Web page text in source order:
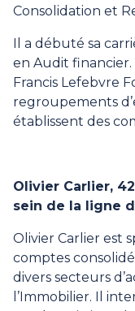
Consolidation et
Il a débuté sa
en Audit
Francis Lefebvre
regroupements
établissent des
Olivier Carlier,
sein de la ligne
Olivier Carlier est
comptes
divers secteurs
l’Immobilier. Il